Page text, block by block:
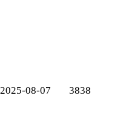
2025-08-07 3838